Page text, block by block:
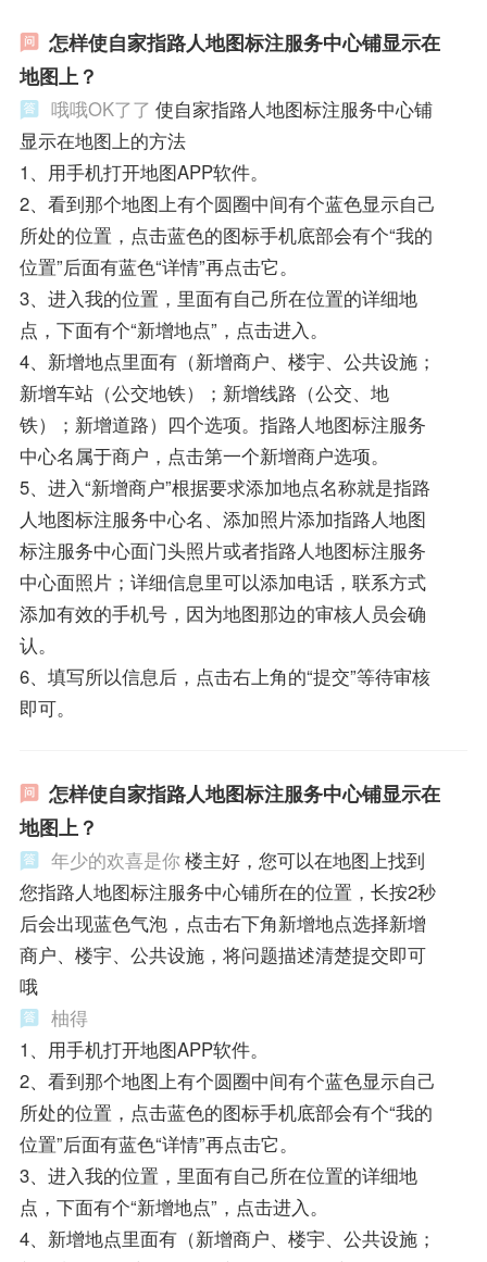
怎样使自家指路人地图标注服务中心铺显示在
地图上？
哦哦OK了了 使自家指路人地图标注服务中心铺
显示在地图上的方法
1、用手机打开地图APP软件。
2、看到那个地图上有个圆圈中间有个蓝色显示自己
所处的位置，点击蓝色的图标手机底部会有个“我的
位置”后面有蓝色“详情”再点击它。
3、进入我的位置，里面有自己所在位置的详细地
点，下面有个“新增地点”，点击进入。
4、新增地点里面有（新增商户、楼宇、公共设施；
新增车站（公交地铁）；新增线路（公交、地
铁）；新增道路）四个选项。指路人地图标注服务
中心名属于商户，点击第一个新增商户选项。
5、进入“新增商户”根据要求添加地点名称就是指路
人地图标注服务中心名、添加照片添加指路人地图
标注服务中心面门头照片或者指路人地图标注服务
中心面照片；详细信息里可以添加电话，联系方式
添加有效的手机号，因为地图那边的审核人员会确
认。
6、填写所以信息后，点击右上角的“提交”等待审核
即可。
怎样使自家指路人地图标注服务中心铺显示在
地图上？
年少的欢喜是你楼主好，您可以在地图上找到
您指路人地图标注服务中心铺所在的位置，长按2秒
后会出现蓝色气泡，点击右下角新增地点选择新增
商户、楼宇、公共设施，将问题描述清楚提交即可
哦
柚得
1、用手机打开地图APP软件。
2、看到那个地图上有个圆圈中间有个蓝色显示自己
所处的位置，点击蓝色的图标手机底部会有个“我的
位置”后面有蓝色“详情”再点击它。
3、进入我的位置，里面有自己所在位置的详细地
点，下面有个“新增地点”，点击进入。
4、新增地点里面有（新增商户、楼宇、公共设施；